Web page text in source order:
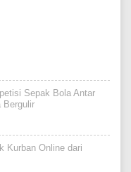
Sepak Bola Antar
Bergulir
Kurban Online dari